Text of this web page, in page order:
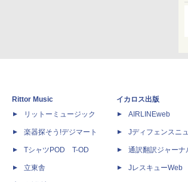
Rittor Music
リットーミュージック
楽器探そう!デジマート
TシャツPOD T-OD
立東舎
イカロス出版
AIRLINEweb
Jディフェンスニ
通訳翻訳ジャーナ
JレスキューWeb